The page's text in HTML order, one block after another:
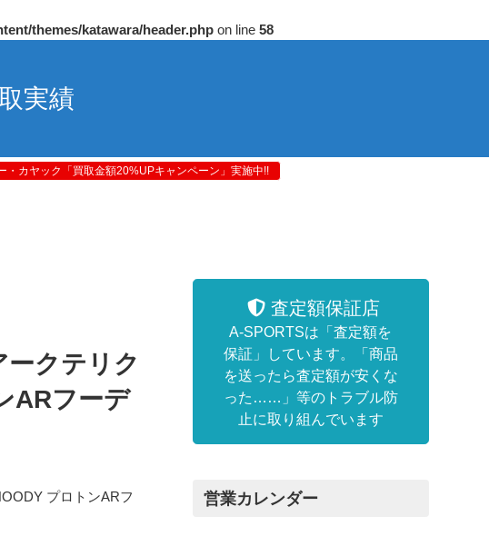
themes/katawara/header.php on line 58
実績
・カヤック「買取金額20%UPキャンペーン」実施中!!
ークテリク
ARフーデ
プロトンARフ
査定額保証店
A-SPORTSは「査定額を
保証」しています。「商品
を送ったら査定額が安くな
った……」等のトラブル防
止に取り組んでいます
営業カレンダー